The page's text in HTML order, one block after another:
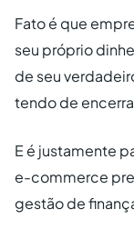
Fato é que
seu próprio
de seu
tendo de
E é justamente
e-commerce
gestão de